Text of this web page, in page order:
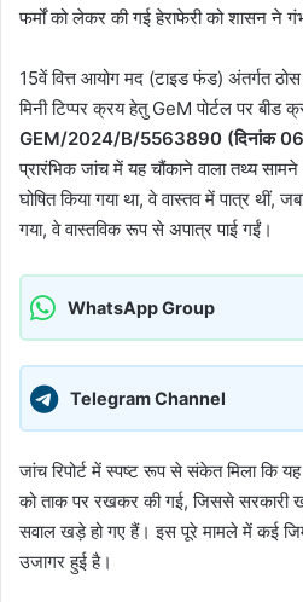
फर्मों को लेकर की गई हेराफेरी को शासन ने
15वें वित्त आयोग मद (टाइड फंड) अंतर्गत
मिनी टिप्पर क्रय हेतु GeM पोर्टल पर बीड
GEM/2024/B/5563890 (दिनांक
प्रारंभिक जांच में यह चौंकाने वाला तथ्य
घोषित किया गया था, वे वास्तव में पात्र थीं,
गया, वे वास्तविक रूप से अपात्र पाई गईं।
WhatsApp Group
Telegram Channel
जांच रिपोर्ट में स्पष्ट रूप से संकेत मिला कि
को ताक पर रखकर की गई, जिससे सरकारी
सवाल खड़े हो गए हैं। इस पूरे मामले में कई
उजागर हुई है।